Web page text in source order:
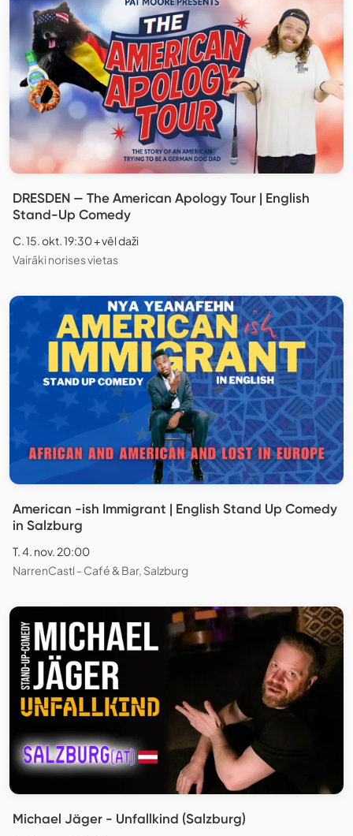
DRESDEN — The American Apology Tour | English
Stand-Up Comedy
C. 15. okt. 19:30 + vēl daži
Vairāki norises vietas
American -ish Immigrant | English Stand Up Comedy
in Salzburg
T. 4. nov. 20:00
NarrenCastl - Café & Bar, Salzburg
Michael Jäger - Unfallkind (Salzburg)